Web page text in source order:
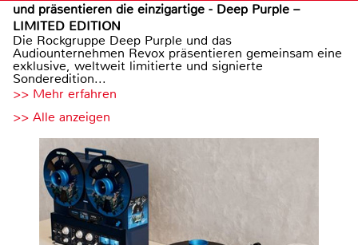
und präsentieren die einzigartige - Deep Purple –
LIMITED EDITION
Die Rockgruppe Deep Purple und das
Audiounternehmen Revox präsentieren gemeinsam eine
exklusive, weltweit limitierte und signierte
Sonderedition...
>> Mehr erfahren
>> Alle anzeigen